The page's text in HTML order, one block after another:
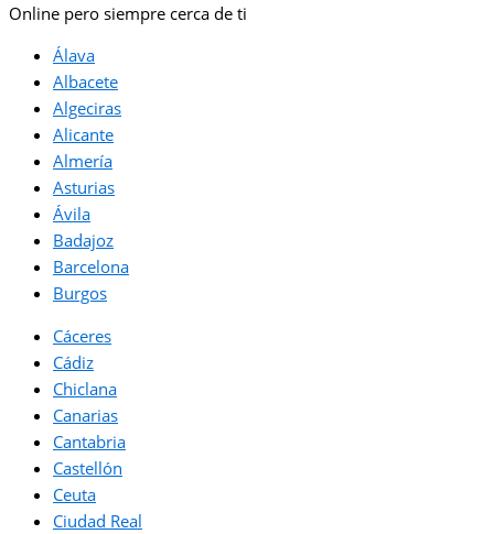
Online pero siempre cerca de ti
Álava
Albacete
Algeciras
Alicante
Almería
Asturias
Ávila
Badajoz
Barcelona
Burgos
Cáceres
Cádiz
Chiclana
Canarias
Cantabria
Castellón
Ceuta
Ciudad Real